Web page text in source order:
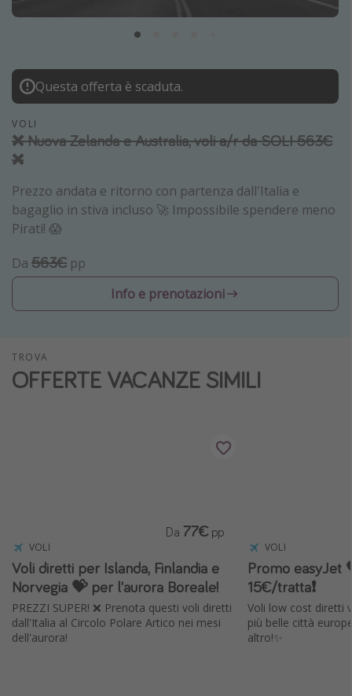
Grecia
Egitto
Tunisia
Malta
Canarie
Capo Verde
Tipo di vacanza
Vacanze all inclusive
Vacanze estate 2026
Vacanze con bambini
Festività del 2026
Città più visitate
Questa offerta è scaduta.
VOLI
❌ Nuova Zelanda e Australia, voli a/r da SOLI 563€
❌
Prezzo andata e ritorno con partenza dall'Italia e
bagaglio in stiva incluso 🚀 Impossibile spendere meno
Pirati! 😱
Da 563€ pp
Info e prenotazioni
TROVA
OFFERTE VACANZE SIMILI
VOLI
Voli diretti per Islanda, Finlandia e
Norvegia 💝 per l'aurora Boreale!
PREZZI SUPER! ❌ Prenota questi voli diretti
dall'Italia al Circolo Polare Artico nei mesi
dell'aurora!
Da 77€ pp
VOLI
Promo easyJet
15€/tratta❗️
Voli low cost diretti
più belle città
altro!✨